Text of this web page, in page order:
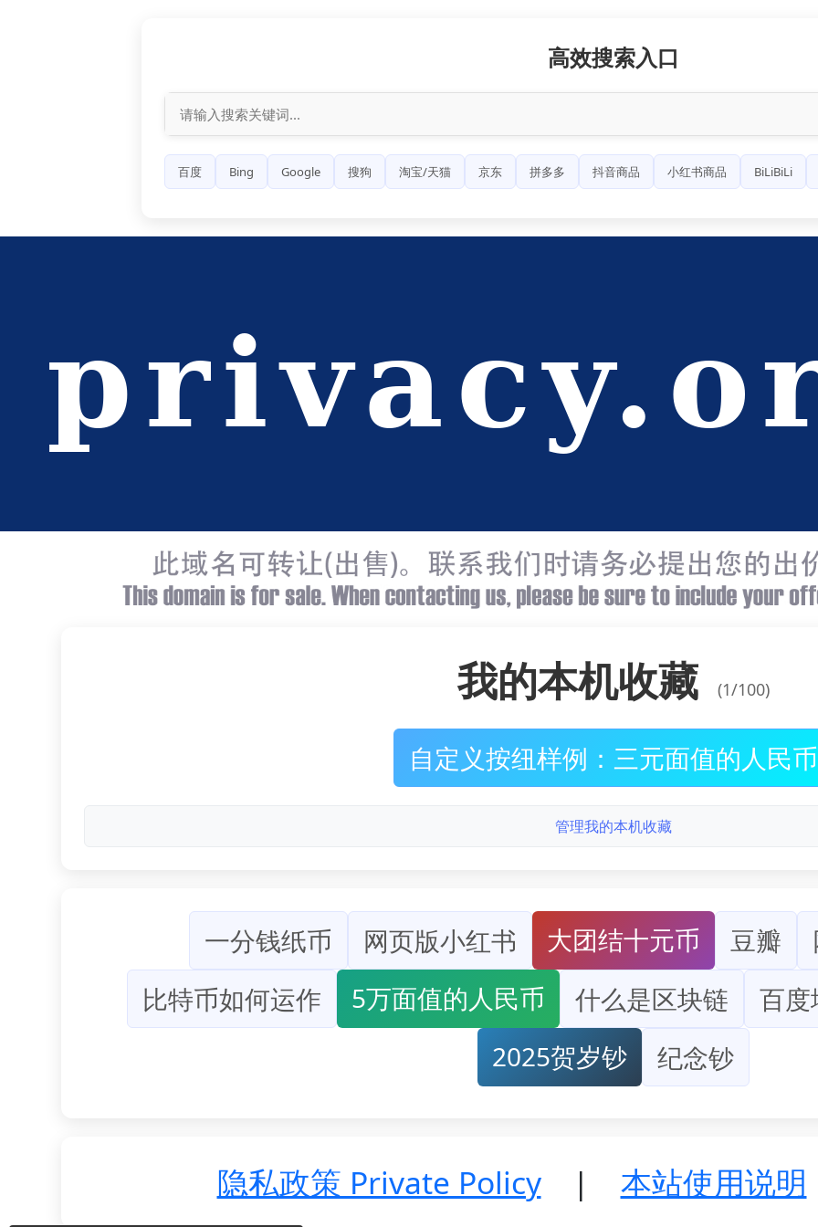
高效搜索入口
百度 Bing Google 搜狗 淘宝/天猫 京东 拼多多 抖音商品 小红书商品 BiLiBiLi
我的本机收藏 (1/100)
自定义按纽样例：三元面值的人民币
管理我的本机收藏
一分钱纸币 网页版小红书 大团结十元币 豆瓣
比特币如何运作
5万面值的人民币 什么是区块链
百度
2025贺岁钞
纪念钞
隐私政策 Private Policy| 本站使用说明